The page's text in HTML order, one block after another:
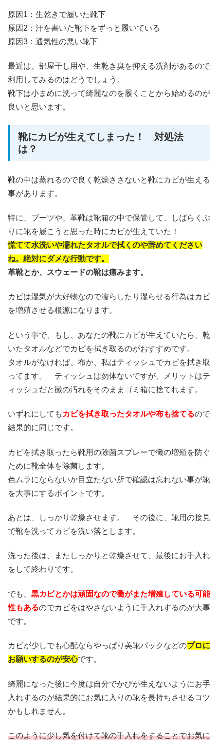
原因1：生乾きで履いた靴下
原因2：汗を書いた靴下をずっと履いている
原因3：通気性の悪い靴下
最近は、部屋干し用や、生乾き臭を抑える洗剤があるので
利用してみるのはどうでしょう。
靴下は小まめに洗って綺麗なのを履くことから始めるのが
良いと思います。
靴にカビが生えてしまった！ 対処法
は？
靴の中は蒸れるので良く乾燥ささないと靴にカビが生える
事があります。
特に、ブーツや、革靴は靴箱の中で保管して、しばらくぶ
りに靴を履こうと思った時にカビが生えていた！
慌てて水洗いや濡れたタオルで拭くのや辞めてください
ね。絶対にダメな行動です。
革靴とか、スウェードの靴は痛みます。
カビは湿気が大好物なので濡らしたり湿らせる行為はカビ
を増殖させる根源になります。
という事で、もし、あなたの靴にカビが生えていたら、乾
いたタオルなどでカビを拭き取るのがおすすめです。
タオルがなければ、布か、私はティッシュでカビを拭き取
ってます。 ティッシュは勿体ないですが、メリットはテ
ィッシュだと黴の汚れをそのままゴミ箱に捨てれます。
いずれにしても カビを拭き取ったタオルや布も捨てるので
結果的に同じです。
カビを拭き取ったら靴用の除菌スプレーで黴の増殖を防ぐ
ために靴全体を除菌します。
色ムラにならないか目立たない所で確認は忘れない事が靴
を大事にするポイントです。
あとは、しっかり乾燥させます。 その後に、靴用の接見
で靴を洗ってカビを洗い落とします。
洗った後は、またしっかりと乾燥させて、最後にお手入れ
をして終わりです。
でも、 黒カビとかは頑固なので黴がまた増殖している可能
性もあるのでカビをはやさないように手入れするのが大事
です。
カビが少しでも心配ならやっぱり美靴パックなどのプロに
お願いするのが安心です。
綺麗になった後に今度は自分でかびが生えないようにお手
入れするのが結果的にお気に入りの靴を長持ちさせるコツ
かもしれません。
このように少し気を付けて靴の手入れをすることでお気に